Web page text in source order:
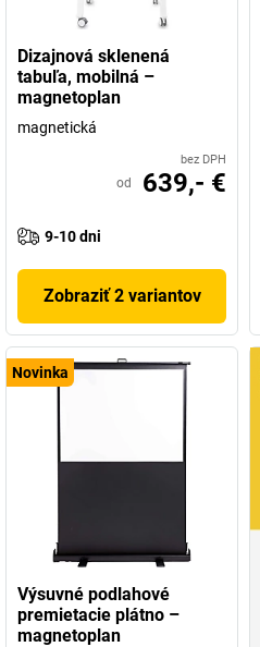
Dizajnová sklenená
tabuľa, mobilná –
magnetoplan
magnetická
bez DPH
od 639,- €
9-10 dni
Zobraziť 2 variantov
Novinka
Výsuvné podlahové
premietacie plátno –
magnetoplan